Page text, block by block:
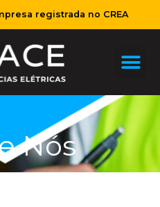
registrada no CREA
Nós